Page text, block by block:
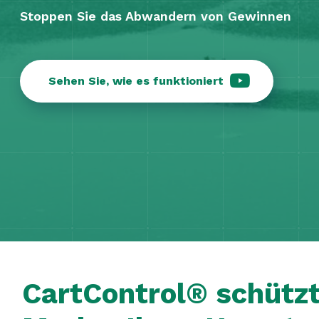
Stoppen Sie das Abwandern von Gewinnen
Sehen Sie, wie es funktioniert
CartControl®